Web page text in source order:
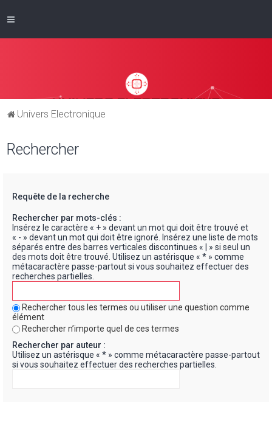
Univers Electronique
Rechercher
Requête de la recherche
Rechercher par mots-clés :
Insérez le caractère « + » devant un mot qui doit être trouvé et
« - » devant un mot qui doit être ignoré. Insérez une liste de mots
séparés entre des barres verticales discontinues « | » si seul un
des mots doit être trouvé. Utilisez un astérisque « * » comme
métacaractère passe-partout si vous souhaitez effectuer des
recherches partielles.
Rechercher tous les termes ou utiliser une question comme
élément
Rechercher n’importe quel de ces termes
Rechercher par auteur :
Utilisez un astérisque « * » comme métacaractère passe-partout
si vous souhaitez effectuer des recherches partielles.